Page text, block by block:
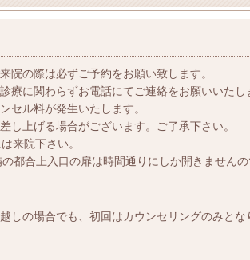
院の際は必ずご予約をお願い致します。
療に関わらずお電話にてご連絡をお願いいたし
セル料が発生いたします。
し上げる場合がございます。ご了承下さい。
来院下さい。
都合上入口の扉は時間通りにしか開きませんの
しの場合でも、初回はカウンセリングのみとな